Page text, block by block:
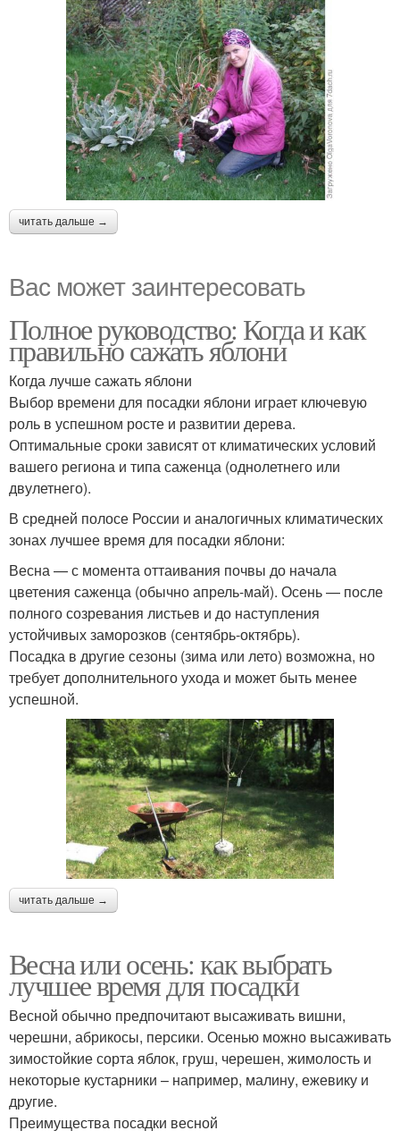
читать дальше →
Вас может заинтересовать
Полное руководство: Когда и как
правильно сажать яблони
Когда лучше сажать яблони
Выбор времени для посадки яблони играет ключевую
роль в успешном росте и развитии дерева.
Оптимальные сроки зависят от климатических условий
вашего региона и типа саженца (однолетнего или
двулетнего).
В средней полосе России и аналогичных климатических
зонах лучшее время для посадки яблони:
Весна — с момента оттаивания почвы до начала
цветения саженца (обычно апрель-май). Осень — после
полного созревания листьев и до наступления
устойчивых заморозков (сентябрь-октябрь).
Посадка в другие сезоны (зима или лето) возможна, но
требует дополнительного ухода и может быть менее
успешной.
читать дальше →
Весна или осень: как выбрать
лучшее время для посадки
Весной обычно предпочитают высаживать вишни,
черешни, абрикосы, персики. Осенью можно высаживать
зимостойкие сорта яблок, груш, черешен, жимолость и
некоторые кустарники – например, малину, ежевику и
другие.
Преимущества посадки весной